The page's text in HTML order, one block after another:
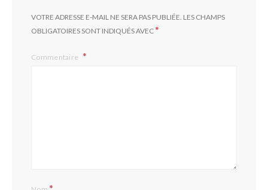
VOTRE ADRESSE E-MAIL NE SERA PAS PUBLIÉE. LES CHAMPS
OBLIGATOIRES SONT INDIQUÉS AVEC*
Commentaire
*